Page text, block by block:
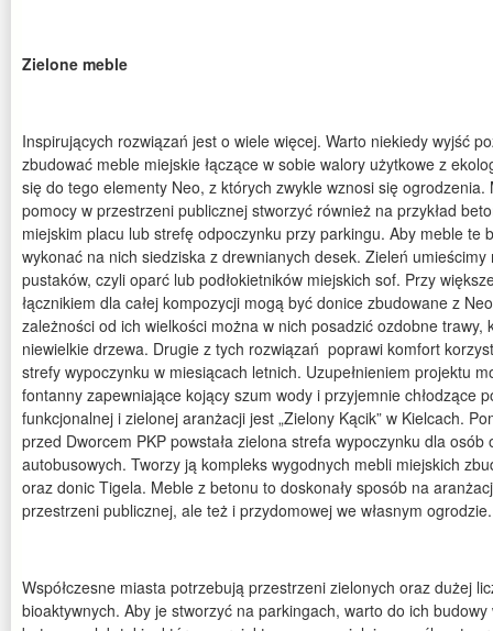
Zielone meble
Inspirujących rozwiązań jest o wiele więcej. Warto niekiedy wyjść
zbudować meble miejskie łączące w sobie walory użytkowe z
się do tego elementy Neo, z których zwykle wznosi się
pomocy w przestrzeni publicznej stworzyć również na przykład
miejskim placu lub strefę odpoczynku przy parkingu. Aby meble te
wykonać na nich siedziska z drewnianych desek. Zieleń
pustaków, czyli oparć lub podłokietników miejskich sof. Przy
łącznikiem dla całej kompozycji mogą być donice zbudowane z
zależności od ich wielkości można w nich posadzić ozdobne trawy,
niewielkie drzewa. Drugie z tych rozwiązań poprawi komfort
strefy wypoczynku w miesiącach letnich. Uzupełnieniem projektu
fontanny zapewniające kojący szum wody i przyjemnie chłodzące
funkcjonalnej i zielonej aranżacji jest „Zielony Kącik” w Kielcach.
przed Dworcem PKP powstała zielona strefa wypoczynku dla
autobusowych. Tworzy ją kompleks wygodnych mebli miejskich
oraz donic Tigela. Meble z betonu to doskonały sposób na
przestrzeni publicznej, ale też i przydomowej we własnym ogrodzie.
Współczesne miasta potrzebują przestrzeni zielonych oraz dużej
bioaktywnych. Aby je stworzyć na parkingach, warto do ich budowy